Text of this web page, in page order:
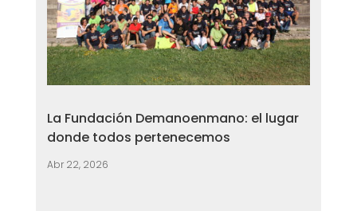
La Fundación Demanoenmano: el lugar
donde todos pertenecemos
Abr 22, 2026